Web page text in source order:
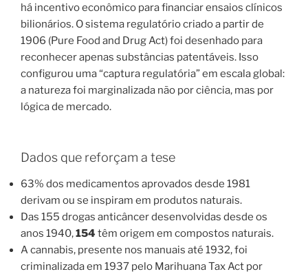
há incentivo econômico para financiar ensaios clínicos
bilionários. O sistema regulatório criado a partir de
1906 (Pure Food and Drug Act) foi desenhado para
reconhecer apenas substâncias patentáveis. Isso
configurou uma “captura regulatória” em escala global:
a natureza foi marginalizada não por ciência, mas por
lógica de mercado.
Dados que reforçam a tese
63% dos medicamentos aprovados desde 1981
derivam ou se inspiram em produtos naturais.
Das 155 drogas anticâncer desenvolvidas desde os
anos 1940,154 têm origem em compostos naturais.
A cannabis, presente nos manuais até 1932, foi
criminalizada em 1937 pelo Marihuana Tax Act por